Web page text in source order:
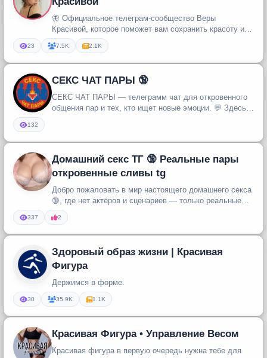
🦋 Официальное телеграм-сообщество Веры
Красивой, которое поможет вам сохранить красоту и
здоровье.
23 7.5K 2.1K
СЕКС ЧАТ ПАРЫ 🔞
СЕКС ЧАТ ПАРЫ — телеграмм чат для откровенного
общения пар и тех, кто ищет новые эмоции. 💬 Здесь
132
Домашний секс ТГ 🔞 Реальные пары
откровенные сливы tg
Добро пожаловать в мир настоящего домашнего секса
🔞, где нет актёров и сценариев — только реальные
пары, интимные момент...
337 2
Здоровый образ жизни | Красивая
Фигура
Держимся в форме.
30 35.9K 1.1K
Красивая Фигура • Управление Весом
Красивая фигура в первую очередь нужна тебе для